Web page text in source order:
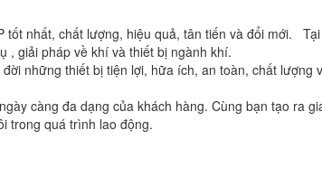
tốt nhất, chất lượng, hiệu quả, tân tiến và đổi mới.
, giải pháp về khí và thiết bị ngành khí.
những thiết bị tiện lợi, hữa ích, an toàn, chất
càng đa dạng của khách hàng. Cùng bạn tạo ra
trong quá trình lao động.